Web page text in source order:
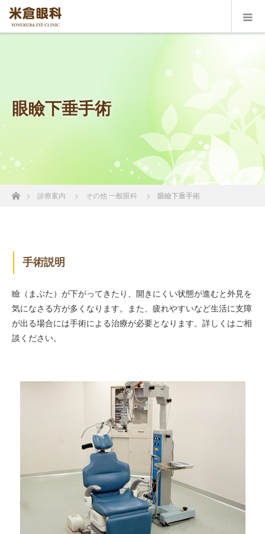
眼瞼下垂手術
ホーム診療案内 その他 一般眼科 眼瞼下垂手術
手術説明
瞼（まぶた）が下がってきたり、開きにくい状態が進むと外見を
気になさる方が多くなります。また、疲れやすいなど生活に支障
が出る場合には手術による治療が必要となります。詳しくはご相
談ください。